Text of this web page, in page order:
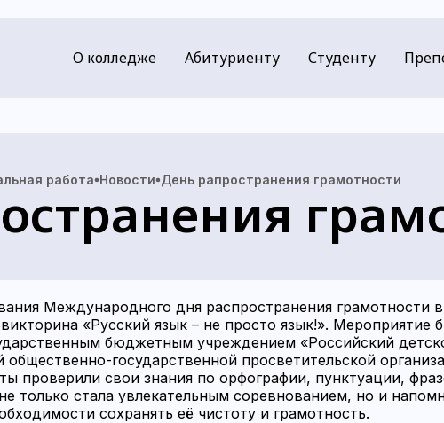
О колледже Абитуриенту Студенту
работа Новости День рапространения грамотности
Международного дня распространения грамотности
викторина «Русский язык – не просто язык!». Мероприятие
бюджетным учреждением «Российский
государственной просветительской
проверили свои знания по орфографии, пунктуации,
только стала увлекательным соревнованием, но и
сохранять её чистоту и грамотность.